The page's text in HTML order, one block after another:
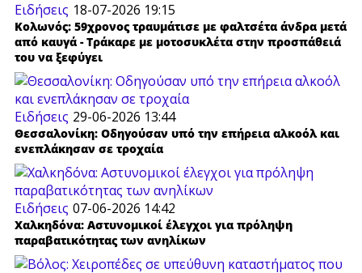
Ειδήσεις 18-07-2026 19:15
Κολωνός: 59χρονος τραυμάτισε με φαλτσέτα άνδρα μετά
από καυγά - Τράκαρε με μοτοσυκλέτα στην προσπάθειά
του να ξεφύγει
Ειδήσεις 29-06-2026 13:44
Θεσσαλονίκη: Οδηγούσαν υπό την επήρεια αλκοόλ και
ενεπλάκησαν σε τροχαία
Ειδήσεις 07-06-2026 14:42
Χαλκηδόνα: Αστυνομικοί έλεγχοι για πρόληψη
παραβατικότητας των ανηλίκων